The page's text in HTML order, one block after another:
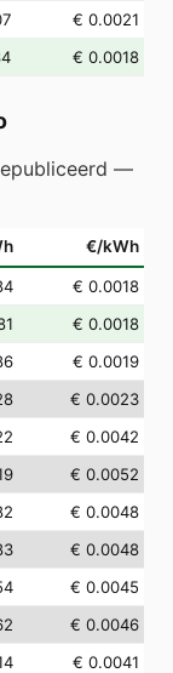
€ 0.0021
€ 0.0018
—
€/kWh
€ 0.0018
€ 0.0018
€ 0.0019
€ 0.0023
€ 0.0042
€ 0.0052
€ 0.0048
€ 0.0048
€ 0.0045
€ 0.0046
€ 0.0041